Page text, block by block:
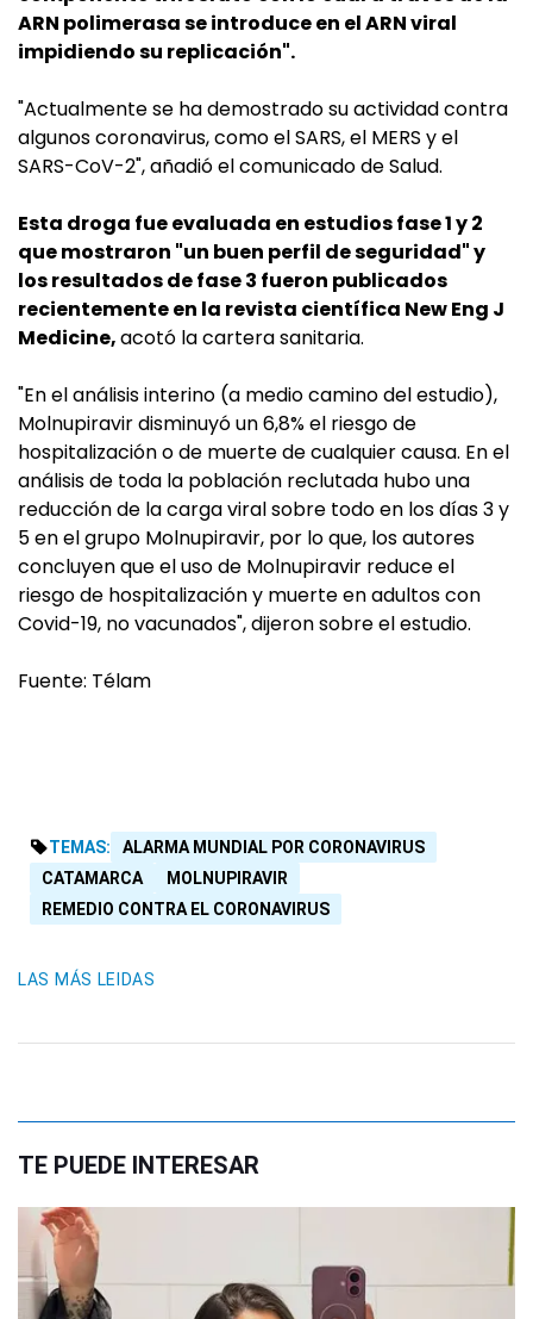
ARN polimerasa se introduce en el ARN viral
impidiendo su replicación".
"Actualmente se ha demostrado su actividad contra
algunos coronavirus, como el SARS, el MERS y el
SARS-CoV-2", añadió el comunicado de Salud.
Esta droga fue evaluada en estudios fase 1 y 2
que mostraron "un buen perfil de seguridad" y
los resultados de fase 3 fueron publicados
recientemente en la revista científica New Eng J
Medicine,acotó la cartera sanitaria.
"En el análisis interino (a medio camino del estudio),
Molnupiravir disminuyó un 6,8% el riesgo de
hospitalización o de muerte de cualquier causa. En el
análisis de toda la población reclutada hubo una
reducción de la carga viral sobre todo en los días 3 y
5 en el grupo Molnupiravir, por lo que, los autores
concluyen que el uso de Molnupiravir reduce el
riesgo de hospitalización y muerte en adultos con
Covid-19, no vacunados", dijeron sobre el estudio.
Fuente: Télam
TEMAS:
ALARMA MUNDIAL POR CORONAVIRUS
CATAMARCA
MOLNUPIRAVIR
REMEDIO CONTRA EL CORONAVIRUS
LAS MÁS LEIDAS
TE PUEDE INTERESAR